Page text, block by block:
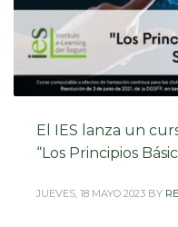
El IES lanza un
“Los Principios
JUEVES, 18 MAYO 2023 BY